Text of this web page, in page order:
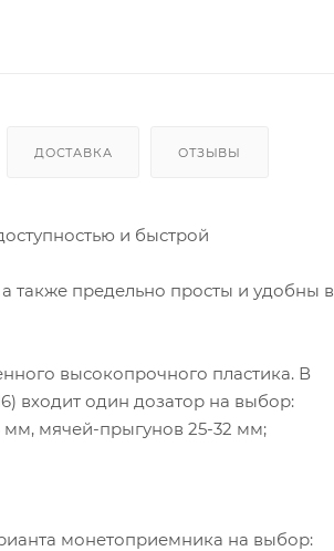
ДОСТАВКА ОТЗЫВЫ
и быстрой
также предельно просты и удобны в
высокопрочного пластика. В
входит один дозатор на выбор:
мм, мячей-прыгунов 25-32 мм;
монетоприемника на выбор: